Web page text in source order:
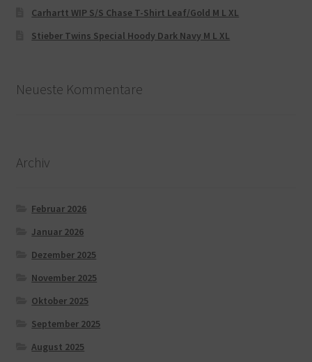
Carhartt WIP S/S Chase T-Shirt Leaf/Gold M L XL
Stieber Twins Special Hoody Dark Navy M L XL
Neueste Kommentare
Archiv
Februar 2026
Januar 2026
Dezember 2025
November 2025
Oktober 2025
September 2025
August 2025